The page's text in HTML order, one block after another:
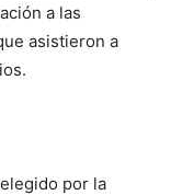
a las
asistieron a
por la